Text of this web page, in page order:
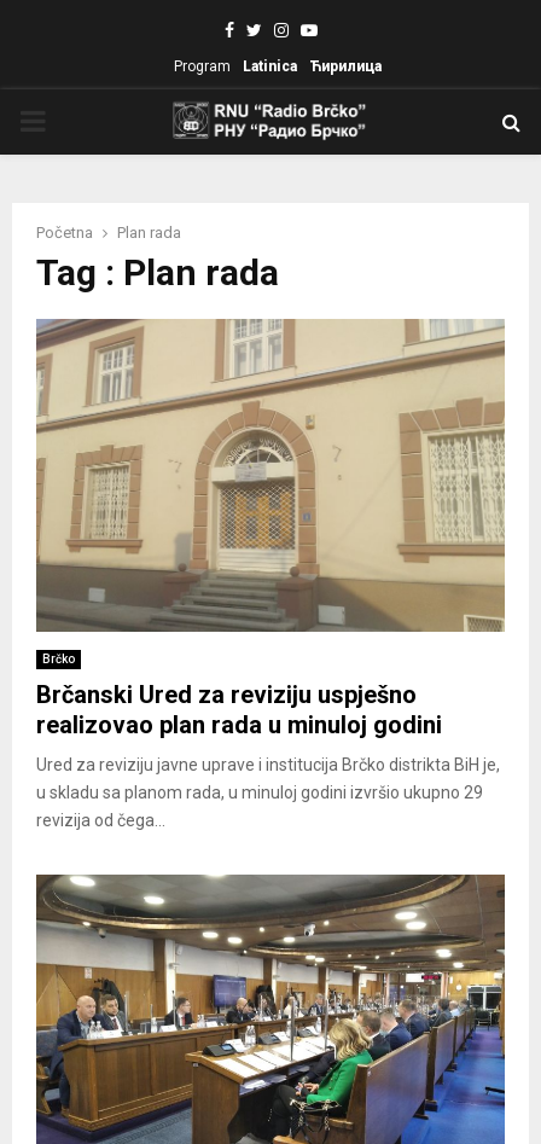
Facebook
TwitterInstagram
Youtube
Program Latinica Ћирилица
Početna Plan rada
Tag : Plan rada
Brčko
Brčanski Ured za reviziju uspješno
realizovao plan rada u minuloj godini
Ured za reviziju javne uprave i institucija Brčko distrikta BiH je,
u skladu sa planom rada, u minuloj godini izvršio ukupno 29
revizija od čega...